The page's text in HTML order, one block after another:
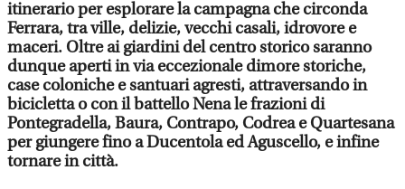
itinerario per esplorare la campagna che circonda
Ferrara, tra ville, delizie, vecchi casali, idrovore e
maceri. Oltre ai giardini del centro storico saranno
dunque aperti in via eccezionale dimore storiche,
case coloniche e santuari agresti, attraversando in
bicicletta o con il battello Nena le frazioni di
Pontegradella, Baura, Contrapo, Codrea e Quartesana
per giungere fino a Ducentola ed Aguscello, e infine
tornare in città.